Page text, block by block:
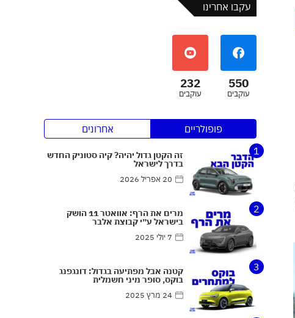
עקבו אחרינו
550
עוקבים
232
עוקבים
פופולריים
אחרונים
1
זה הקטן גדול יהיה? קיה סטוניק החדש
בדרך לישראל
20 אפריל 2026
2 מרים את הרף: אוואטר 11 הושק
בישראל ע״י קבוצת אלבר
7 יולי 2025
3 קטנה אבל מפתיעה בגדול: דונגפנג
בוקס, סופר מיני חשמלית
24 מרץ 2025